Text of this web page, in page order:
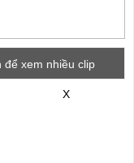
để xem nhiều clip
X